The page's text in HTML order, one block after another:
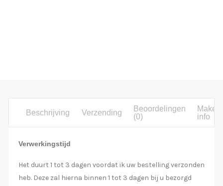
Beschrijving Verzending
Beoordelingen
(0)
Maker
info
Verwerkingstijd
Het duurt 1 tot 3 dagen voordat ik uw bestelling verzonden
heb. Deze zal hierna binnen 1 tot 3 dagen bij u bezorgd